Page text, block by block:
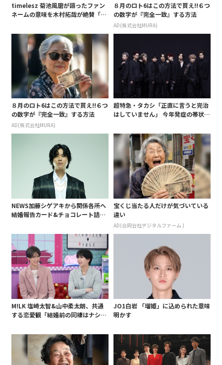
timelesz 菊池風磨が語ったファン
ネームの意味を木村拓哉が絶賛「考
８月のロト6はこの方法で買え!!６つ
の数字が『完全一致』する方法
AD(株式会社MURA)
８月のロト6はこの方法で買え!!６つ
の数字が『完全一致』する方法
AD(株式会社MURA)
超特急・タカシ「正直に言うと完治
はしていません」 今年発症の帯状疱
白 後遺症も語る
NEWS加藤シゲアキから関係各所へ
結婚報告カード&チョコレート詰め
も添えて
宝くじ当たる人だけが気づいている
違い
AD(合同会社デジタルファーム )
M!LK 塩崎太智&山中柔太朗、共通
する恋愛観「結婚前の同棲はナシ」
JO1白岩 「瑠姫」に込められた意味
明かす